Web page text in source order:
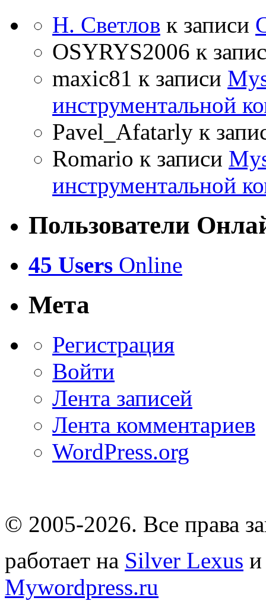
Н. Светлов к записи
OSYRYS2006 к
maxic81 к записи
инструментальной
Pavel_Afatarly к
Romario к записи
инструментальной
Пользователи
45 Users Online
Мета
Регистрация
Войти
Лента записей
Лента комментариев
WordPress.org
© 2005-2026. Все права
работает на Silver Lexus
Mywordpress.ru